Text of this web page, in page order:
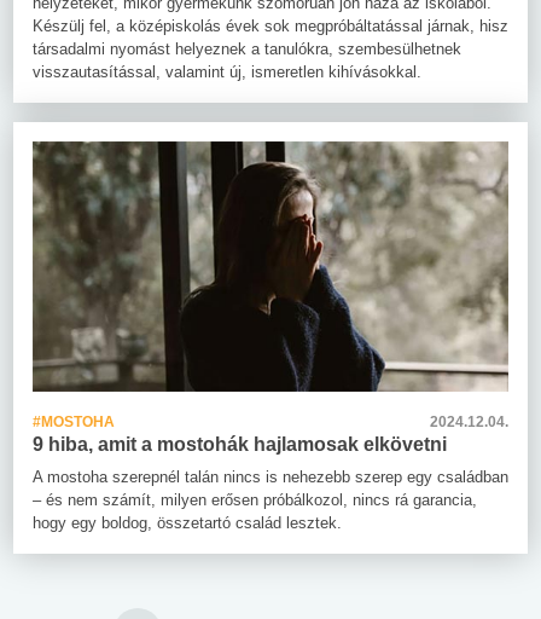
Készülj fel, a középiskolás évek sok megpróbáltatással járnak, hisz
társadalmi nyomást helyeznek a tanulókra, szembesülhetnek
visszautasítással, valamint új, ismeretlen kihívásokkal.
#MOSTOHA 2024.12.04.
9 hiba, amit a mostohák hajlamosak elkövetni
A mostoha szerepnél talán nincs is nehezebb szerep egy családban
– és nem számít, milyen erősen próbálkozol, nincs rá garancia,
hogy egy boldog, összetartó család lesztek.